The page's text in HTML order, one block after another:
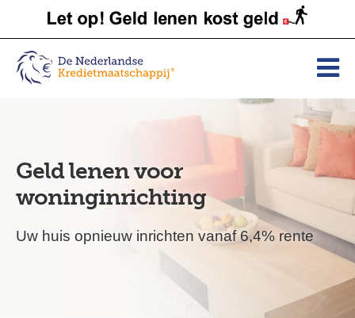
Geld lenen voor
woninginrichting
Uw huis opnieuw inrichten vanaf 6,4% rente